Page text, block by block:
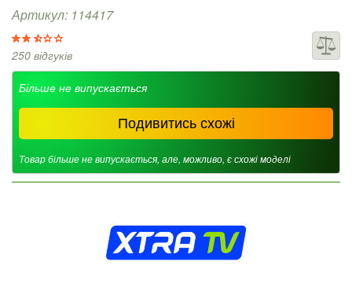
Артикул: 114417
250 відгуків
Більше не випускається
Подивитись схожі
Товар більше не випускається, але, можливо, є схожі моделі